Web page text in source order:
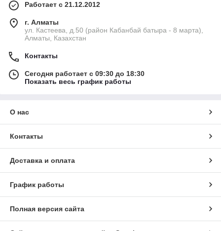
Работает с 21.12.2012
г. Алматы
ул. Кастеева, д.50 (район Кабанбай батыра - 8 марта),
Алматы, Казахстан
Контакты
Сегодня работает с 09:30 до 18:30
Показать весь график работы
О нас
Контакты
Доставка и оплата
График работы
Полная версия сайта